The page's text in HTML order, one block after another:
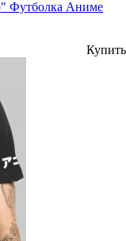
Футболка Аниме
Купить